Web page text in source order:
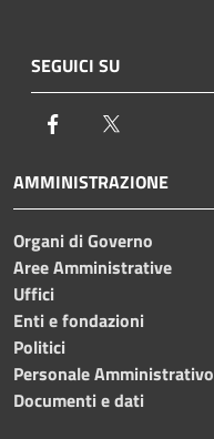
SEGUICI SU
Facebook
AMMINISTRAZIONE
Organi di Governo
Aree Amministrative
Uffici
Enti e fondazioni
Politici
Personale Amministrativo
Documenti e dati